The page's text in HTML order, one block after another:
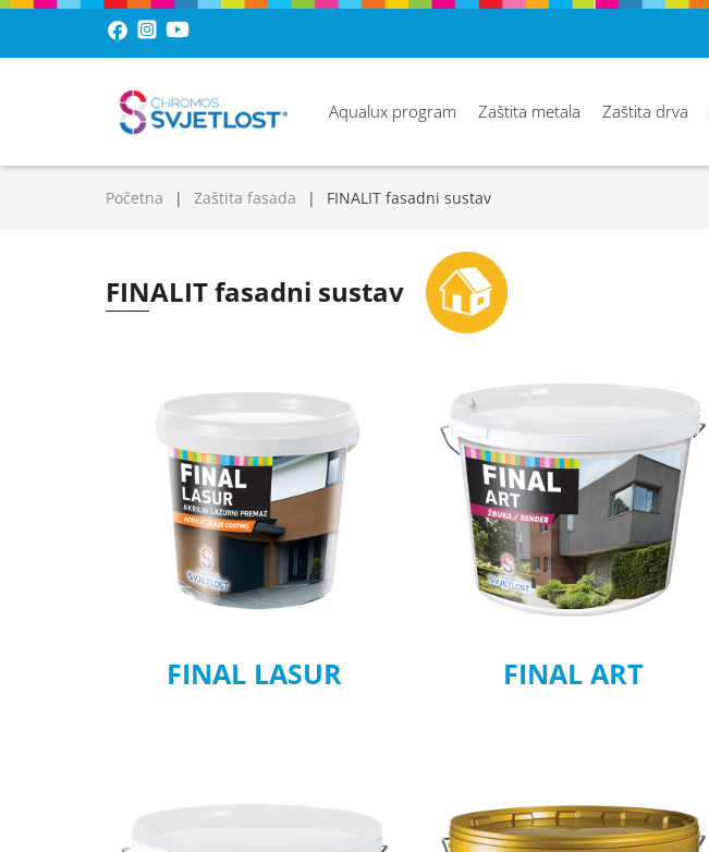
Aqualux program Zaštita metala Zaštita drva
Početna Zaštita fasada FINALIT fasadni sustav
FINALIT fasadni sustav
FINAL LASUR FINAL ART